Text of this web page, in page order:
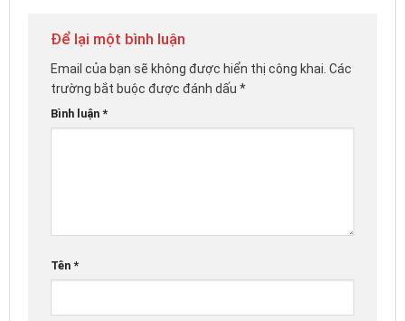
Để lại một bình luận
Email của bạn sẽ không được hiển thị công khai. Các
trường bắt buộc được đánh dấu *
Bình luận *
Tên *